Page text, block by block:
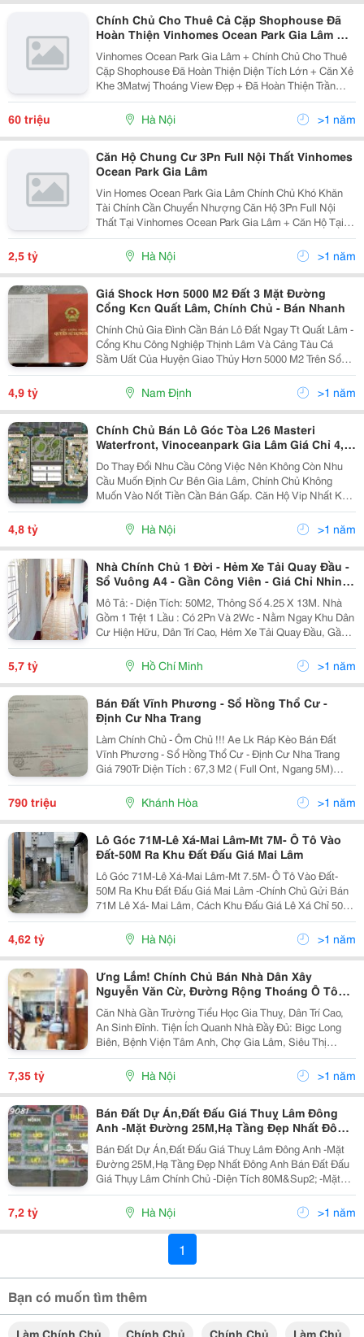
Chính Chủ Cho Thuê Cả Cặp Shophouse Đã
Hoàn Thiện Vinhomes Ocean Park Gia Lâm Giá
Chỉ 60Tr/Tháng
Vinhomes Ocean Park Gia Lâm + Chính Chủ Cho Thuê
Cặp Shophouse Đã Hoàn Thiện Diện Tích Lớn + Căn Xẻ
Khe 3Matwj Thoáng View Đẹp + Đã Hoàn Thiện Trần
Tường Sàn Tháng Máy Thang Bộ Điều Hòa Thiết Bị Vệ
Sinh + Vị Trí Gần Trung Tâm Thương Mại Vincom...
60 triệu Hà Nội >1 năm
Căn Hộ Chung Cư 3Pn Full Nội Thất Vinhomes
Ocean Park Gia Lâm
Vin Homes Ocean Park Gia Lâm Chính Chủ Khó Khăn
Tài Chính Cần Chuyển Nhượng Căn Hộ 3Pn Full Nội
Thất Tại Vinhomes Ocean Park Gia Lâm + Căn Hộ Tại
Phân Khu S2 Vinhomes Ocean Park + Căn Hộ Đã Hoàn
Thện Full Nội Thất Đẹp + Đã Có Sổ Đỏ Sẵn Sàng...
2,5 tỷ Hà Nội >1 năm
Giá Shock Hơn 5000 M2 Đất 3 Mặt Đường
Cổng Kcn Quất Lâm, Chính Chủ - Bán Nhanh
Chính Chủ Gia Đình Cần Bán Lô Đất Ngay Tt Quất Lâm -
Cổng Khu Công Nghiệp Thịnh Lâm Và Cảng Tàu Cá
Sầm Uất Của Huyện Giao Thủy Hơn 5000 M2 Trên Sổ
Và Hơn 1000M2 Lưu Không ~ Hơn 6000M2 3 Mặt
Đường - Diện Tích 2 Mặt 80M Mặt Chính Và 70M Sâu 2
4,9 tỷ Nam Định >1 năm
Chính Chủ Bán Lô Góc Tòa L26 Masteri
Waterfront, Vinoceanpark Gia Lâm Giá Chỉ 4,8
Tỷ 3Pn
Do Thay Đổi Nhu Cầu Công Việc Nên Không Còn Nhu
Cầu Muốn Định Cư Bên Gia Lâm, Chính Chủ Không
Muốn Vào Nốt Tiền Cần Bán Gấp. Căn Hộ Vip Nhất Khu
Masteri Waterfront Vì View Vô Cực, Và Công Viên.
Trước Nhà Là Khu Biệt Thự, Hồ Biển Nhân Tạo
Vinhome...
4,8 tỷ Hà Nội >1 năm
Nhà Chính Chủ 1 Đời - Hẻm Xe Tải Quay Đầu -
Sổ Vuông A4 - Gần Công Viên - Giá Chỉ Nhỉnh
5 Tỷ
Mô Tả: - Diện Tích: 50M2, Thông Số 4.25 X 13M. Nhà
Gồm 1 Trệt 1 Lầu : Có 2Pn Và 2Wc - Nằm Ngay Khu Dân
Cư Hiện Hữu, Dân Trí Cao, Hẻm Xe Tải Quay Đầu, Gần
Công Viên Bình Phú, Metro Bình Phú, Cư Xá Phú Lâm,...
- Chính Chủ Chưa Qua Mua Bán Đầu Tư Lần...
5,7 tỷ Hồ Chí Minh >1 năm
Bán Đất Vĩnh Phương - Sổ Hồng Thổ Cư -
Định Cư Nha Trang
Làm Chính Chủ - Ôm Chủ !!! Ae Lk Ráp Kèo Bán Đất
Vĩnh Phương - Sổ Hồng Thổ Cư - Định Cư Nha Trang
Giá 790Tr Diện Tích : 67,3 M2 ( Full Ont, Ngang 5M)
Hướng: Đông Bắc Đường Rộng 3M Đất Thích Hợp Xây
Nhà Định Cư, Mua Đầu Tư Lâu Dài,Mua Cho...
790 triệu Khánh Hòa >1 năm
Lô Góc 71M-Lê Xá-Mai Lâm-Mt 7M- Ô Tô Vào
Đất-50M Ra Khu Đất Đấu Giá Mai Lâm
Lô Góc 71M-Lê Xá-Mai Lâm-Mt 7.5M- Ô Tô Vào Đất-
50M Ra Khu Đất Đấu Giá Mai Lâm -Chính Chủ Gửi Bán
71M Lê Xá- Mai Lâm, Cách Khu Đấu Giá Lê Xá Chỉ 50M
-Đường Thông Thoáng, Mặt Tiền 7.5M Xe 7 Chỗ Vào
Tận Đất -Khu Vực Có Nhiều Dự Án Lớn: Vin Cổ Loa,...
4,62 tỷ Hà Nội >1 năm
Ưng Lắm! Chính Chủ Bán Nhà Dân Xây
Nguyễn Văn Cừ, Đường Rộng Thoáng Ô Tô
Đỗ, 41M2, 7.35 Tỷ
Căn Nhà Gần Trường Tiểu Học Gia Thuỵ, Dân Trí Cao,
An Sinh Đỉnh. Tiện Ích Quanh Nhà Đầy Đủ: Bigc Long
Biên, Bệnh Viện Tâm Anh, Chợ Gia Lâm, Siêu Thị
Winmart. Đường Vào Nhà Rộng Thoáng, Ô Tô Đỗ,
Không Gian Sống Trong Lành. Phù Hợp Cho Gia Đình
7,35 tỷ Hà Nội >1 năm
Bán Đất Dự Án,Đất Đấu Giá Thuỵ Lâm Đông
Anh -Mặt Đường 25M,Hạ Tầng Đẹp Nhất Đông
Anh
Bán Đất Dự Án,Đất Đấu Giá Thuỵ Lâm Đông Anh -Mặt
Đường 25M,Hạ Tầng Đẹp Nhất Đông Anh Bán Đất Đấu
Giá Thụy Lâm Chính Chủ -Diện Tích 80M&Sup2; -Mặt
Tiền 5M -Chiều Dài 16M -Đường Rộng 17.5M Hạ Tầng
Khu Đấu Giá Thuỵ Lâm Cực Kì Vip: *Đường Trải...
7,2 tỷ Hà Nội >1 năm
1
Bạn có muốn tìm thêm
Làm Chính Chủ Chính Chủ Chính Chủ Làm Chủ